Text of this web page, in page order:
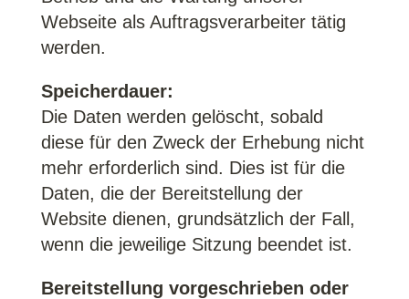
Webseite als Auftragsverarbeiter tätig
werden.
Speicherdauer:
Die Daten werden gelöscht, sobald
diese für den Zweck der Erhebung nicht
mehr erforderlich sind. Dies ist für die
Daten, die der Bereitstellung der
Website dienen, grundsätzlich der Fall,
wenn die jeweilige Sitzung beendet ist.
Bereitstellung vorgeschrieben oder